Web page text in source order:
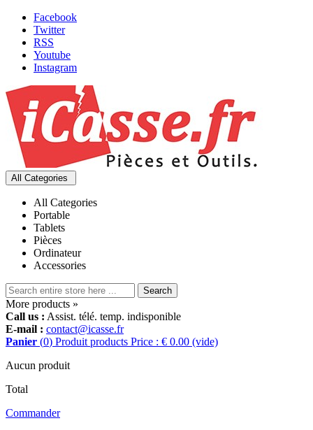
Facebook
Twitter
RSS
Youtube
Instagram
All Categories
All Categories
Portable
Tablets
Pièces
Ordinateur
Accessories
Search
More products »
Call us : Assist. télé. temp. indisponible
E-mail : contact@icasse.fr
Panier (0) Produit products Price : € 0.00 (vide)
Aucun produit
Total
Commander